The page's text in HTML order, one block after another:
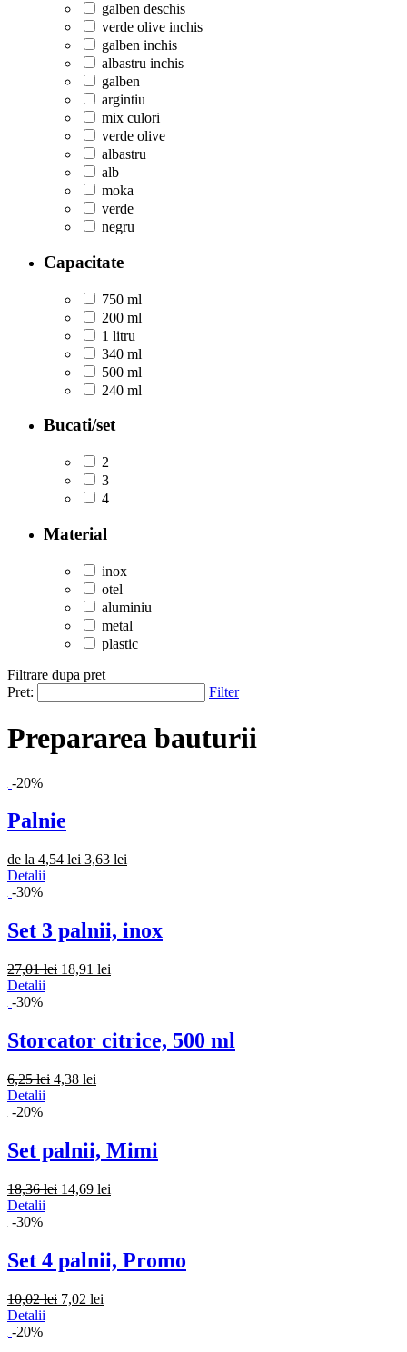
galben deschis
verde olive inchis
galben inchis
albastru inchis
galben
argintiu
mix culori
verde olive
albastru
alb
moka
verde
negru
Capacitate
750 ml
200 ml
1 litru
340 ml
500 ml
240 ml
Bucati/set
2
3
4
Material
inox
otel
aluminiu
metal
plastic
Filtrare dupa pret
Pret:
Filter
Prepararea bauturii
-20%
Palnie
de la 4,54 lei 3,63 lei
Detalii
-30%
Set 3 palnii, inox
27,01 lei 18,91 lei
Detalii
-30%
Storcator citrice, 500 ml
6,25 lei 4,38 lei
Detalii
-20%
Set palnii, Mimi
18,36 lei 14,69 lei
Detalii
-30%
Set 4 palnii, Promo
10,02 lei 7,02 lei
Detalii
-20%